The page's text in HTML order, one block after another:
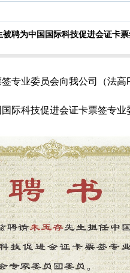
聘为中国国际科技促进会证卡
专业委员会向我公司（法高
际科技促进会证卡票签专业